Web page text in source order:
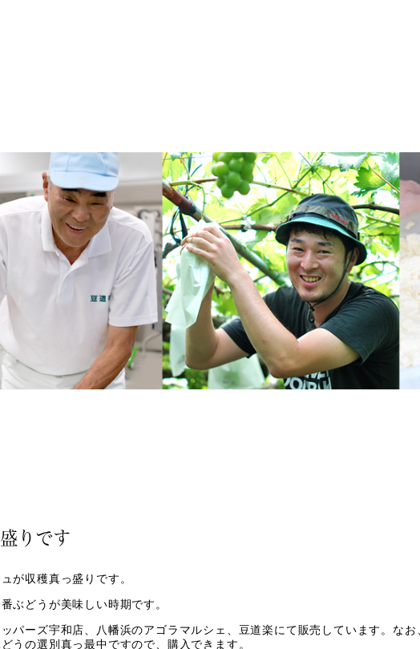
りです
が収穫真っ盛りです。
ぶどうが美味しい時期です。
パーズ宇和店、八幡浜のアゴラマルシェ、豆道楽にて販売しています。なお
うの選別真っ最中ですので、購入できます。